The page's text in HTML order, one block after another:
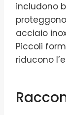
includono
acciaio
Piccoli
riducono